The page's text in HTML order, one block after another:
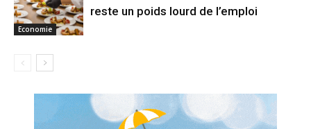
Economie
reste un poids lourd de l’emploi